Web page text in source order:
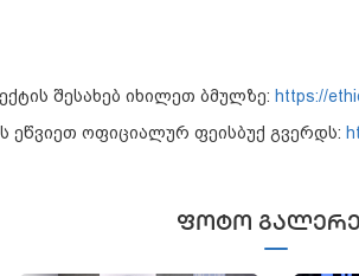
შესახებ იხილეთ ბმულზე: https://
ეწვიეთ ოფიციალურ ფეისბუქ გვერდს:
ᲤᲝᲢᲝ